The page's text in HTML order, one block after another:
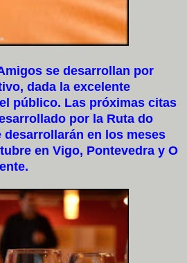
se desarrollan por
dada la excelente
público. Las próximas citas
por la Ruta do
desarrollarán en los meses
en Vigo, Pontevedra y O